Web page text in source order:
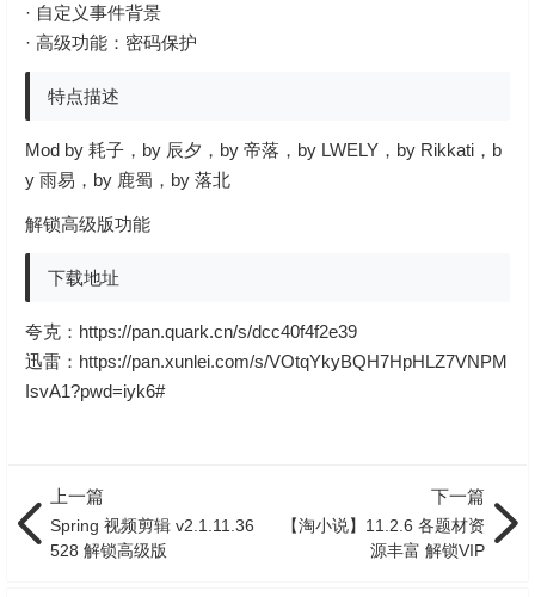
· 自定义事件背景
· 高级功能：密码保护
特点描述
Mod by 耗子，by 辰夕，by 帝落，by LWELY，by Rikkati，b
y 雨易，by 鹿蜀，by 落北
解锁高级版功能
下载地址
夸克： https://pan.quark.cn/s/dcc40f4f2e39
迅雷： https://pan.xunlei.com/s/VOtqYkyBQH7HpHLZ7VNPM
IsvA1?pwd=iyk6#
上一篇
Spring 视频剪辑 v2.1.11.36
528 解锁高级版
下一篇
【淘小说】11.2.6 各题材资
源丰富 解锁VIP